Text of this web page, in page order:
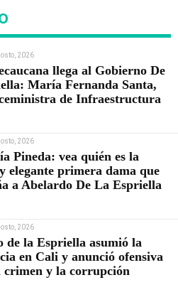
2026
llega al Gobierno De
María Fernanda Santa,
de Infraestructura
2026
Pineda: vea quién es la
elegante primera dama que
a Abelardo De La Espriella
2026
de la Espriella asumió la
en Cali y anunció ofensiva
crimen y la corrupción